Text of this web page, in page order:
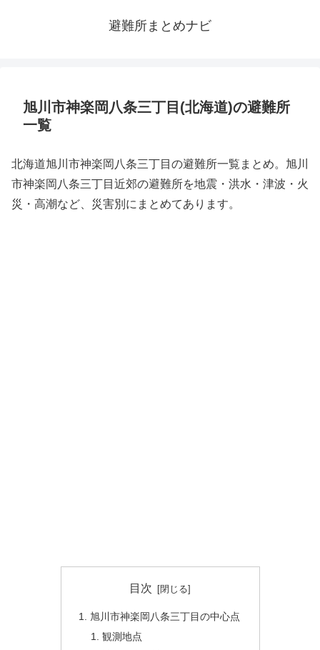
避難所まとめナビ
旭川市神楽岡八条三丁目(北海道)の避難所
一覧
北海道旭川市神楽岡八条三丁目の避難所一覧まとめ。旭川
市神楽岡八条三丁目近郊の避難所を地震・洪水・津波・火
災・高潮など、災害別にまとめてあります。
目次
旭川市神楽岡八条三丁目の中心点
観測地点